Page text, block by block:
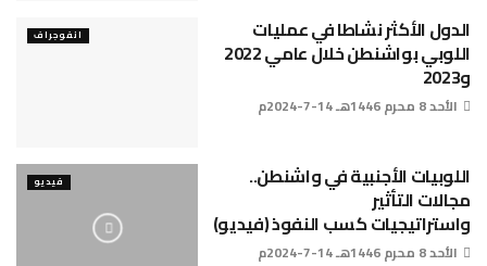
انفوجراف الدول الأكثر نشاطا في عمليات
اللوبي بواشنطن خلال عامي 2022
و2023
الأحد 8 محرم 1446هـ 14-7-2024م
فيديو اللوبيات الأجنبية في واشنطن..
مجالات التأثير
واستراتيجيات كسب النفوذ (فيديو)
الأحد 8 محرم 1446هـ 14-7-2024م